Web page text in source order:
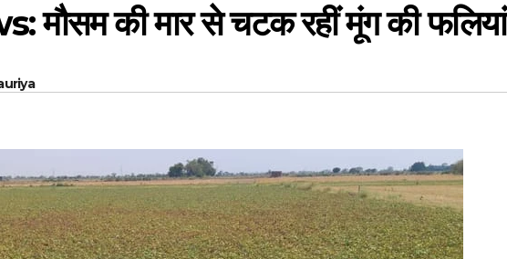
की मार से चटक रहीं मूंग की फलियां